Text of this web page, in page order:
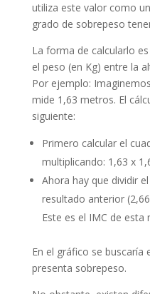
utiliza este valor como
grado de sobrepeso
La forma de calcularlo
el peso (en Kg) entre la
Por ejemplo:
mide 1,63 metros. El
siguiente:
Primero calcular el
multiplicando: 1,63 x
Ahora hay que dividir
resultado anterior
Este es el IMC de esta
En el gráfico se buscaría
presenta sobrepeso.